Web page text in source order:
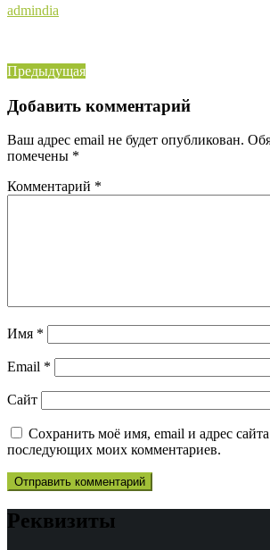
admindia
Навигация
по
записям
ПредыдущаяПредыдущая
Добавить комментарий
Ваш адрес email не будет опубликован.
помечены *
Комментарий *
Имя *
Email *
Сайт
Сохранить моё имя, email и адрес
последующих моих комментариев.
Реквизиты